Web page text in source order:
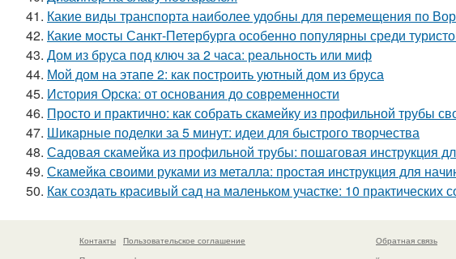
41. Какие виды транспорта наиболее удобны для перемещения по
42. Какие мосты Санкт-Петербурга особенно популярны среди
43. Дом из бруса под ключ за 2 часа: реальность или миф
44. Мой дом на этапе 2: как построить уютный дом из бруса
45. История Орска: от основания до современности
46. Просто и практично: как собрать скамейку из профильной трубы
47. Шикарные поделки за 5 минут: идеи для быстрого творчества
48. Садовая скамейка из профильной трубы: пошаговая инструкция
49. Скамейка своими руками из металла: простая инструкция для
50. Как создать красивый сад на маленьком участке: 10 практических
Контакты
Пользовательское соглашение
Обратная связь